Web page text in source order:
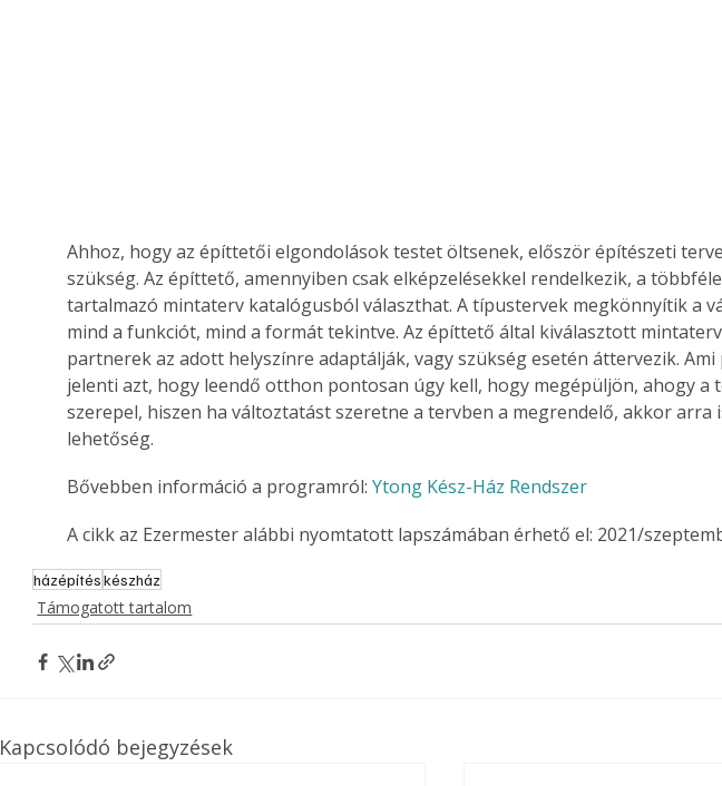
Okoselőfizetés
A Laptapiron elérhetők az
Extra és az Ezermester Old
visszamenőleg is! A Laptapir új,
innovatív, praktikus és egyedi
megoldás a nyomtatott
magazinok digitális olvasására
vagy táblagépen. Kényelmesen
elérhetők lapszámaink. Bárhol,
bármikor, akár külföldön élve
Együtt jobban megéri!
párosítással kedvezményes
megrendelhetők!
Ahhoz, hogy az építtetői elgondolások testet öltsenek, először építészeti
szükség. Az építtető, amennyiben csak elképzelésekkel rendelkezik, a
tartalmazó mintaterv katalógusból választhat. A típustervek megkönnyítik a
mind a funkciót, mind a formát tekintve. Az építtető által kiválasztott
partnerek az adott helyszínre adaptálják, vagy szükség esetén áttervezik. Ami
jelenti azt, hogy leendő otthon pontosan úgy kell, hogy megépüljön, ahogy a
szerepel, hiszen ha változtatást szeretne a tervben a megrendelő, akkor arra
lehetőség.
Bővebben információ a programról: Ytong Kész-Ház Rendszer
A cikk az Ezermester alábbi nyomtatott lapszámában érhető el: 2021/
házépítéskészház
Támogatott tartalom
Kapcsolódó bejegyzések